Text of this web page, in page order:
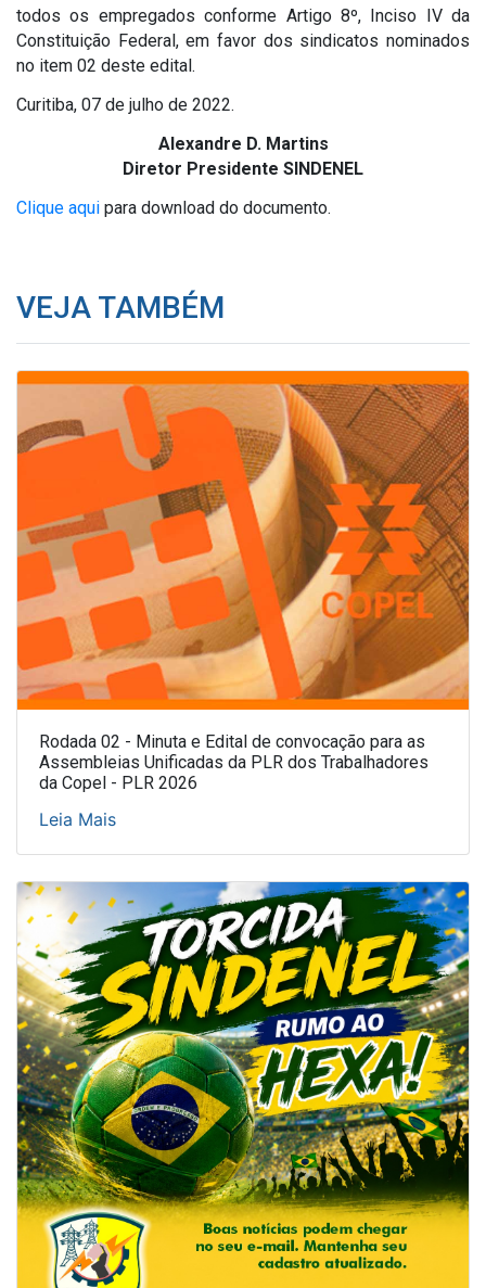
todos os empregados conforme Artigo 8º, Inciso IV da
Constituição Federal, em favor dos sindicatos nominados
no item 02 deste edital.
Curitiba, 07 de julho de 2022.
Alexandre D. Martins
Diretor Presidente SINDENEL
Clique aqui para download do documento.
VEJA TAMBÉM
Rodada 02 - Minuta e Edital de convocação para as
Assembleias Unificadas da PLR dos Trabalhadores
da Copel - PLR 2026
Leia Mais